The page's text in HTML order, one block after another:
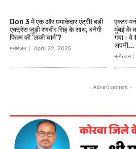
Don 3 में एक और धमाकेदार एंट्री! बड़ी
एक्ट्रेस जुड़ी रणवीर सिंह के साथ, बनेगी
फिल्म की ‘लकी चार्म’?
मनोरंजन April 22, 2025
एक्टर
मुंबई के
गया। वे
अपनी...
मनोरंजन
- Advertisement -